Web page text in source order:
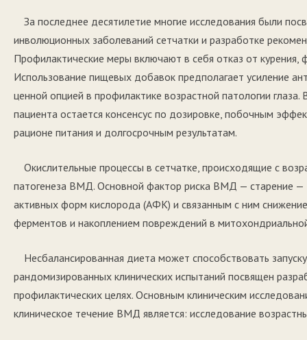
За последнее десятилетие многие исследования были
инволюционных заболеваний сетчатки и разработке
Профилактические меры включают в себя отказ от курения,
Использование пищевых добавок предполагает усиление
ценной опцией в профилактике возрастной патологии
пациента остается консенсус по дозировке, побочным
рационе питания и долгосрочным результатам.
Окислительные процессы в сетчатке, происходящие с
патогенеза ВМД. Основной фактор риска ВМД — старение —
активных форм кислорода (АФК) и связанным с ним
ферментов и накоплением повреждений в
Несбалансированная диета может способствовать
рандомизированных клинических испытаний посвящен
профилактических целях. Основным клиническим
клиническое течение ВМД является: исследование